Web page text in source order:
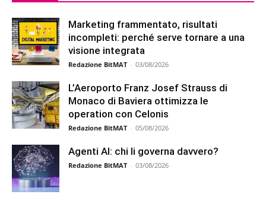
Marketing frammentato, risultati
incompleti: perché serve tornare a una
visione integrata
Redazione BitMAT - 03/08/2026
L’Aeroporto Franz Josef Strauss di
Monaco di Baviera ottimizza le
operation con Celonis
Redazione BitMAT - 05/08/2026
Agenti AI: chi li governa davvero?
Redazione BitMAT - 03/08/2026